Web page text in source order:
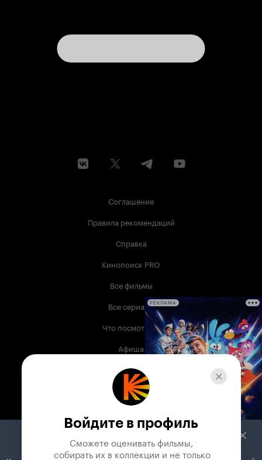
Соглашение
Правила рекомендаций
Справка
Кинопоиск PRO
Все фильмы
Все сериалы
Что посмотреть
Афиша
Музыка
Телепрограмма
Служба поддержки
РЕКЛАМА
Войдите в профиль
Сможете оценивать фильмы,
собирать их в коллекции и не только